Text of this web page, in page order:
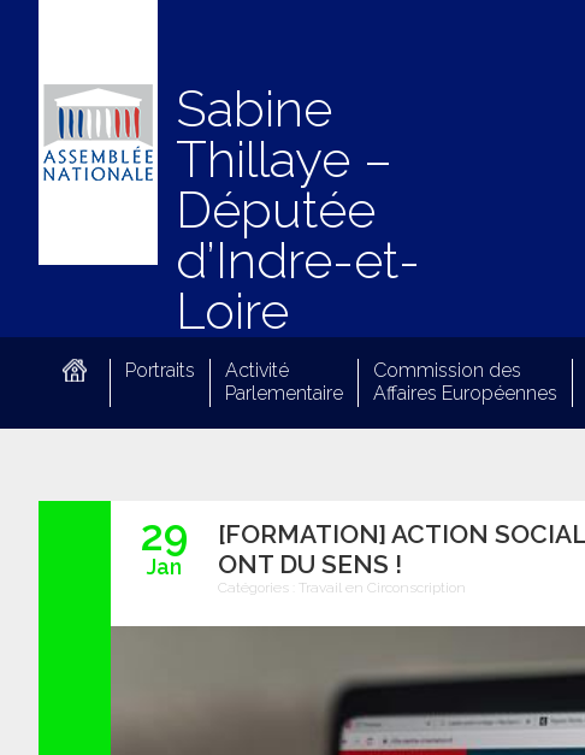
Sabine
Thillaye –
Députée
d’Indre-et-
Loire
Portraits
Activité
Parlementaire
Commission des
Affaires Européennes
29
Jan
[FORMATION] ACTION
ONT DU SENS !
Catégories : Travail en Circonscription